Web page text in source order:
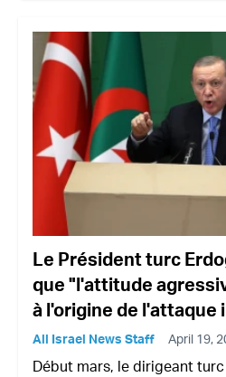
Le Président turc
que "l'attitude
à l'origine de l'attaque
All Israel News Staff April 19,
Début mars, le dirigeant